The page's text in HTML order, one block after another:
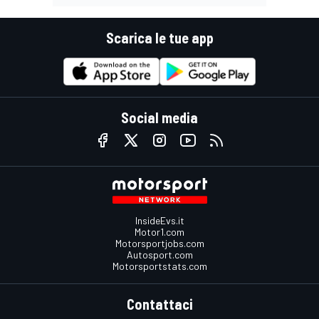
Scarica le tue app
Social media
InsideEvs.it
Motor1.com
Motorsportjobs.com
Autosport.com
Motorsportstats.com
Contattaci